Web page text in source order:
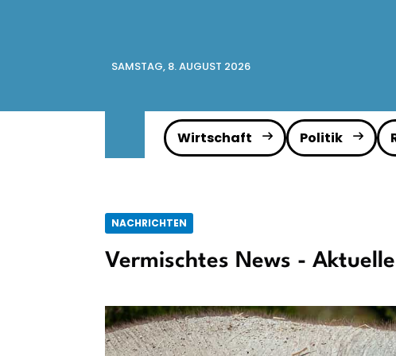
SAMSTAG, 8. AUGUST 2026
Wirtschaft Politik
NACHRICHTEN
Vermischtes News -